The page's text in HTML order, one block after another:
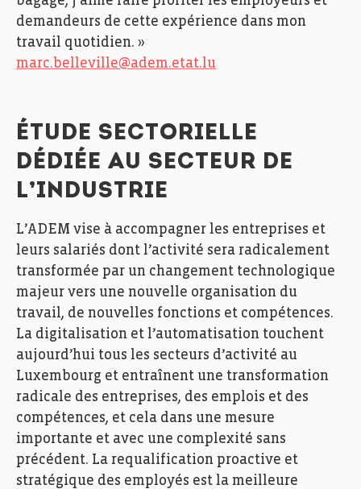
demandeurs de cette expérience dans mon
travail quotidien. »
marc.belleville@adem.etat.lu
ÉTUDE SECTORIELLE
DÉDIÉE AU SECTEUR DE
L’INDUSTRIE
L’ADEM vise à accompagner les entreprises et
leurs salariés dont l’activité sera radicalement
transformée par un changement technologique
majeur vers une nouvelle organisation du
travail, de nouvelles fonctions et compétences.
La digitalisation et l’automatisation touchent
aujourd’hui tous les secteurs d’activité au
Luxembourg et entraînent une transformation
radicale des entreprises, des emplois et des
compétences, et cela dans une mesure
importante et avec une complexité sans
précédent. La requalification proactive et
stratégique des employés est la meilleure